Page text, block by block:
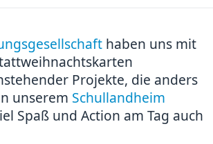
haben uns mit
Projekte, die anders
unserem Schullandheim
Spaß und Action am Tag auch